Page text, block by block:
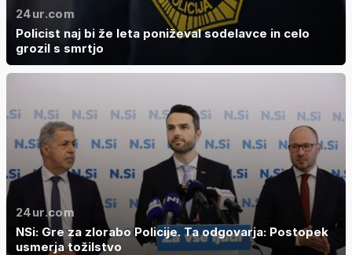
24ur.com
Policist naj bi že leta poniževal sodelavce in celo
grozil s smrtjo
24ur.com
NSi: Gre za zlorabo Policije. Ta odgovarja: Postopek
usmerja tožilstvo